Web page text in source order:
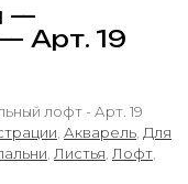
—
Арт. 19
лофт - Арт. 19
, Акварель, Для
, Листья, Лофт,